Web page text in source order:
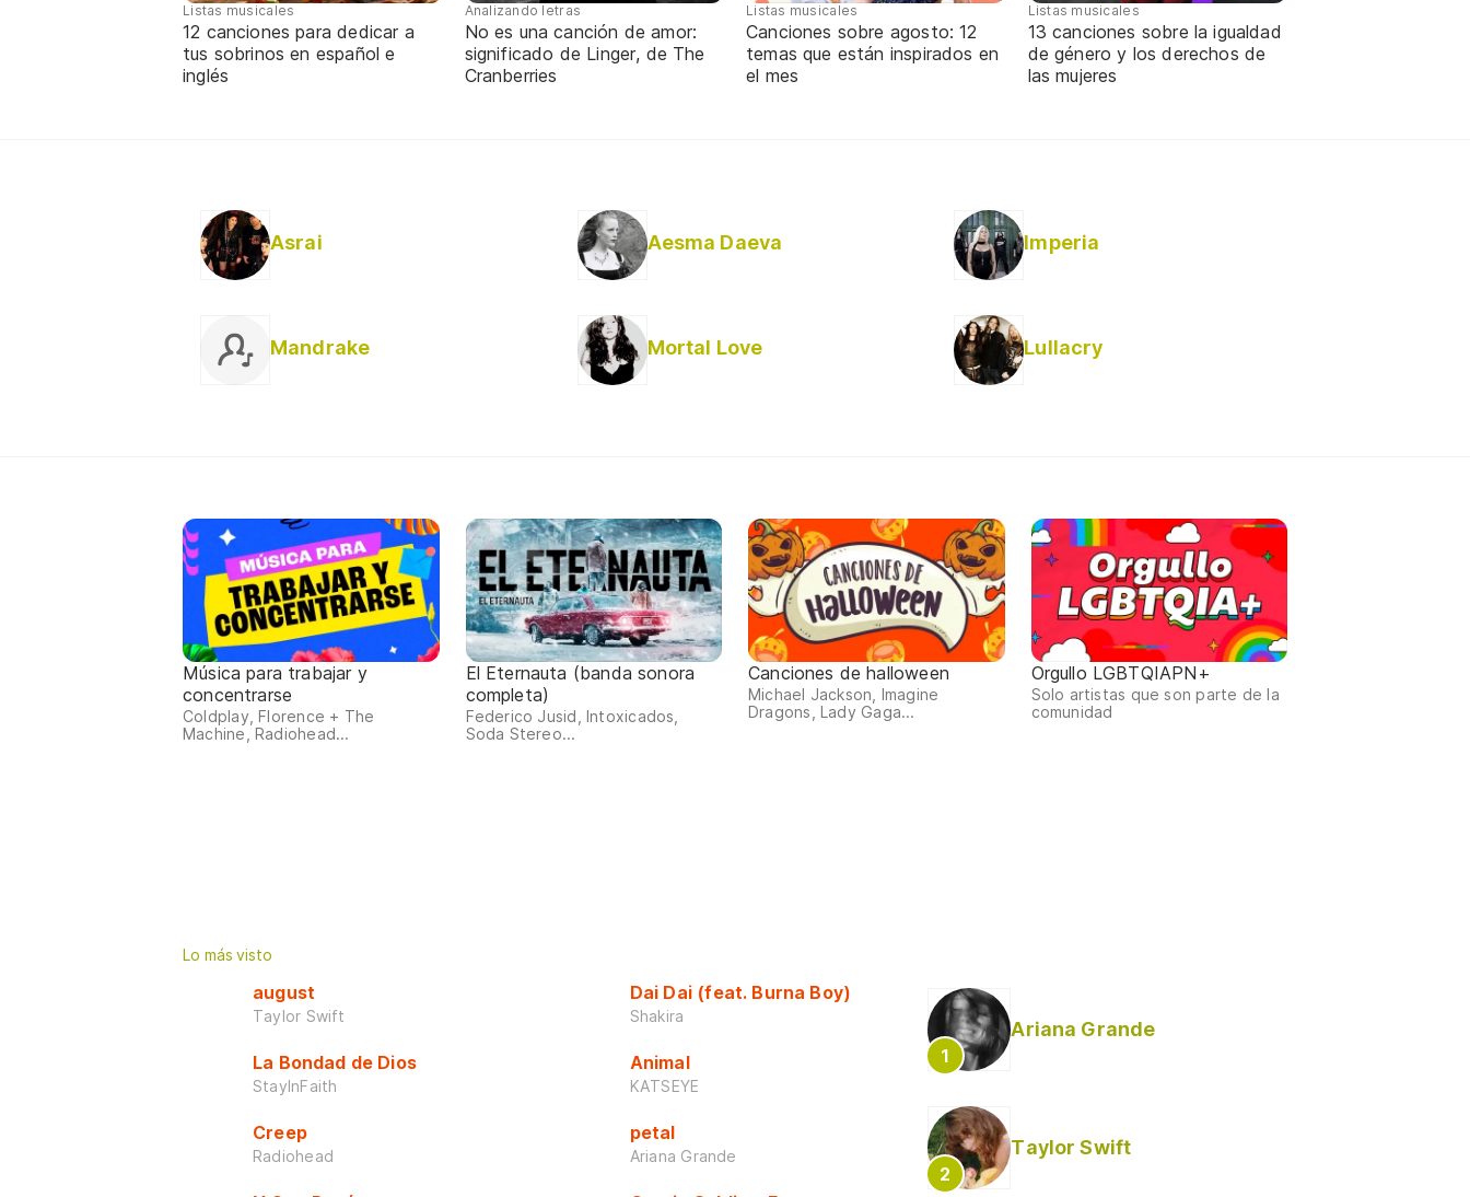
Listas musicales
12 canciones para dedicar a
tus sobrinos en español e
inglés
Analizando letras
No es una canción de amor:
significado de Linger, de The
Cranberries
Listas musicales
Canciones sobre agosto: 12
temas que están inspirados en
el mes
Listas musicales
13 canciones sobre la igualdad
de género y los derechos de
las mujeres
Asrai Aesma Daeva Imperia
Mandrake Mortal Love Lullacry
Música para trabajar y
concentrarse
Coldplay, Florence + The
Machine, Radiohead...
El Eternauta (banda sonora
completa)
Federico Jusid, Intoxicados,
Soda Stereo...
Canciones de halloween
Michael Jackson, Imagine
Dragons, Lady Gaga...
Orgullo LGBTQIAPN+
Solo artistas que son parte de la
comunidad
Lo más visto
august
Taylor Swift
La Bondad de Dios
StayInFaith
Creep
Radiohead
Dai Dai (feat. Burna Boy)
Shakira
Animal
KATSEYE
petal
Ariana Grande
Ariana Grande
Taylor Swift